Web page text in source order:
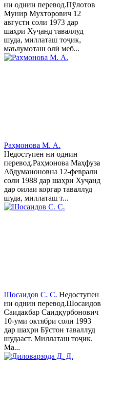
ни однин перевод.Пўлотов
Мунир Мухторович 12
августи соли 1973 дар
шаҳри Хуҷанд таваллуд
шуда, миллаташ тоҷик,
маълумоташ олӣ меб...
Раҳмонова М. А.
Недоступен ни однин
перевод.Раҳмонова Маҳфуза
Абдуманоновна 12-феврали
соли 1988 дар шаҳри Хуҷанд
дар оилаи коргар таваллуд
шуда, миллаташ т...
Шосаидов С. С. Недоступен
ни однин перевод.Шосаидов
Саидакбар Саидқурбонович
10-уми октябри соли 1993
дар шаҳри Бўстон таваллуд
шудааст. Миллаташ тоҷик.
Ма...